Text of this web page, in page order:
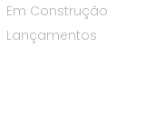
Em Construção
Lançamentos